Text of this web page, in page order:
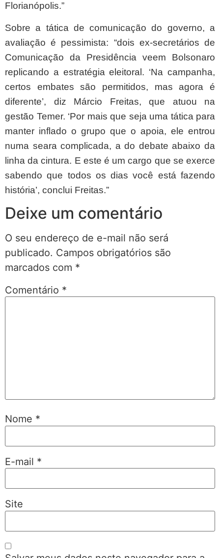
Florianópolis.”
Sobre a tática de comunicação do governo, a
avaliação é pessimista: “dois ex-secretários de
Comunicação da Presidência veem Bolsonaro
replicando a estratégia eleitoral. ‘Na campanha,
certos embates são permitidos, mas agora é
diferente’, diz Márcio Freitas, que atuou na
gestão Temer. ‘Por mais que seja uma tática para
manter inflado o grupo que o apoia, ele entrou
numa seara complicada, a do debate abaixo da
linha da cintura. E este é um cargo que se exerce
sabendo que todos os dias você está fazendo
história’, conclui Freitas.”
Deixe um comentário
O seu endereço de e-mail não será
publicado. Campos obrigatórios são
marcados com *
Comentário *
Nome *
E-mail *
Site